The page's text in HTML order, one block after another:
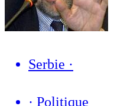
Serbie ·
· Politique